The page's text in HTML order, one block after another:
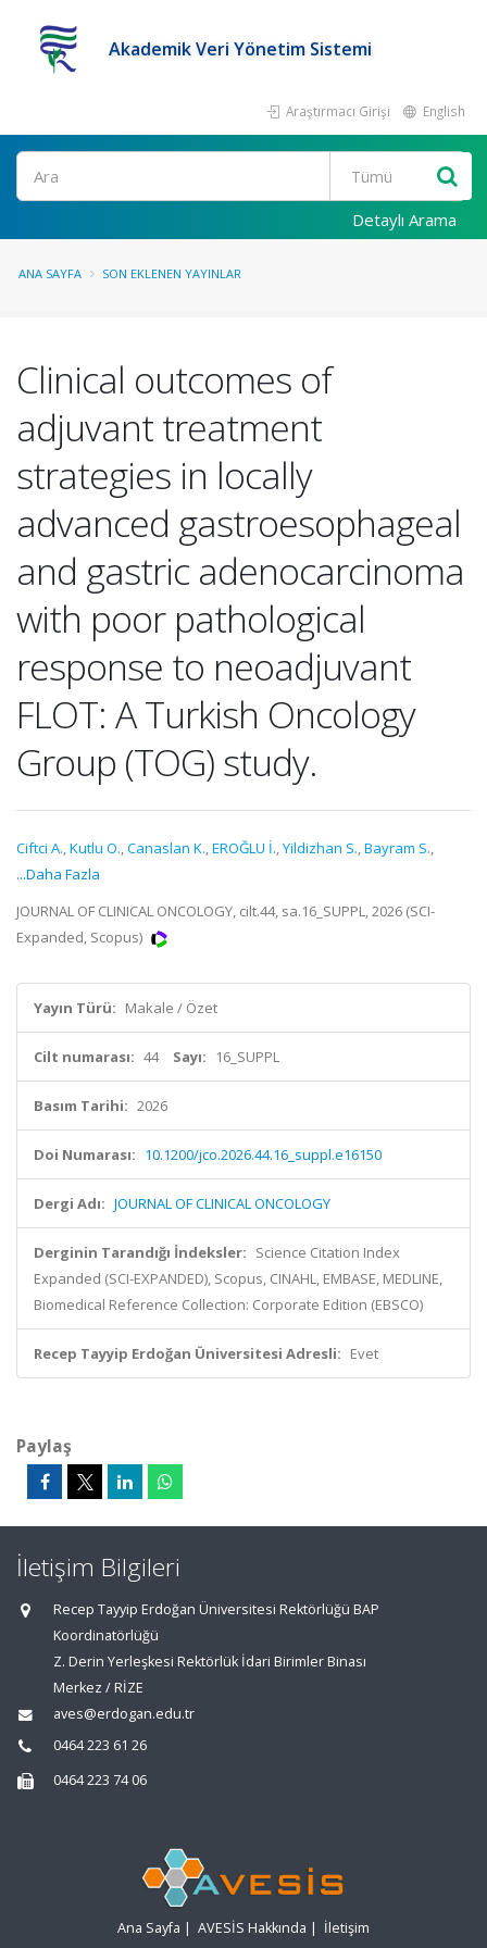
Akademik Veri Yönetim Sistemi
Araştırmacı Girişi English
Ara
Detaylı Arama
ANA SAYFA SON EKLENEN YAYINLAR
Clinical outcomes of
adjuvant treatment
strategies in locally
advanced gastroesophageal
and gastric adenocarcinoma
with poor pathological
response to neoadjuvant
FLOT: A Turkish Oncology
Group (TOG) study.
Ciftci A.,Kutlu O.,Canaslan K.,EROĞLU İ.,Yildizhan S.,Bayram S.,
...Daha Fazla
JOURNAL OF CLINICAL ONCOLOGY, cilt.44, sa.16_SUPPL, 2026 (SCI-
Expanded, Scopus)
Yayın Türü: Makale / Özet
Cilt numarası: 44 Sayı: 16_SUPPL
Basım Tarihi: 2026
Doi Numarası: 10.1200/jco.2026.44.16_suppl.e16150
Dergi Adı: JOURNAL OF CLINICAL ONCOLOGY
Derginin Tarandığı İndeksler: Science Citation Index
Expanded (SCI-EXPANDED), Scopus, CINAHL, EMBASE, MEDLINE,
Biomedical Reference Collection: Corporate Edition (EBSCO)
Recep Tayyip Erdoğan Üniversitesi Adresli: Evet
Paylaş
İletişim Bilgileri
Recep Tayyip Erdoğan Üniversitesi Rektörlüğü BAP
Koordinatörlüğü
Z. Derin Yerleşkesi Rektörlük İdari Birimler Binası
Merkez / RİZE
aves@erdogan.edu.tr
0464 223 61 26
0464 223 74 06
Ana Sayfa | AVESİS Hakkında | İletişim